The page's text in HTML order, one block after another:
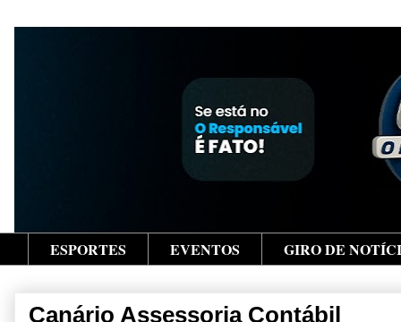
ESPORTES EVENTOS GIRO DE
Canário Assessoria Contábil